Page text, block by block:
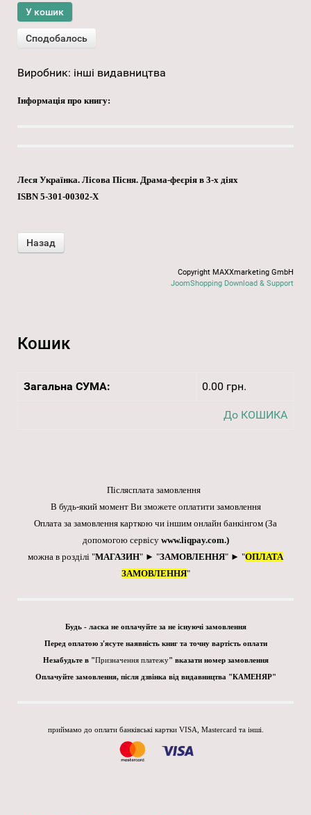
Виробник: інші видавництва
Інформація про книгу:
Леся Українка. Лісова Пісня. Драма-феєрія в 3-х діях
ISBN 5-301-00302-X
Copyright MAXXmarketing GmbH
JoomShopping Download & Support
Кошик
Загальна СУМА: 0.00 грн.
До КОШИКА
Післясплата замовлення
В будь-який момент Ви зможете оплатити замовлення
Оплата за замовлення карткою чи іншим онлайн банкінгом (За
допомогою сервісу www.liqpay.com.)
можна в розділі "МАГАЗИН" ► "ЗАМОВЛЕННЯ" ► "ОПЛАТА
ЗАМОВЛЕННЯ"
Будь - ласка не оплачуйте за не існуючі замовлення
Перед оплатою з'ясуте наявність книг та точну вартість оплати
Незабудьте в "Призначення платежу" вказати номер замовлення
Оплачуйте замовлення, після дзвінка від видавництва "КАМЕНЯР"
приймамо до оплати банківські картки VISA, Mastercard та інші.